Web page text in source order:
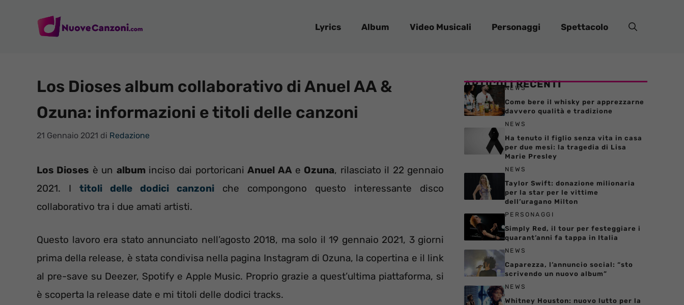
Lyrics Album Video Musicali Personaggi Spettacolo
Los Dioses album collaborativo di Anuel AA &
Ozuna: informazioni e titoli delle canzoni
21 Gennaio 2021 di Redazione
Los Dioses è un albuminciso dai portoricaniAnuel AAe Ozuna, rilasciato il 22 gennaio
2021. I titoli delle dodici canzoni che compongono questo interessante disco
collaborativo tra i due amati artisti.
Questo lavoro era stato annunciato nell’agosto 2018, ma solo il 19 gennaio 2021, 3 giorni
prima della release, è stata condivisa nella pagina Instagram di Ozuna, la copertina e il link
al pre-save su Deezer, Spotify e Apple Music. Proprio grazie a quest’ultima piattaforma, si
è scoperta la release date e mi titoli delle dodici tracks.
ARTICOLI RECENTI
NEWS
Come bere il whisky per apprezzarne
davvero qualità e tradizione
NEWS
Ha tenuto il figlio senza vita in casa
per due mesi: la tragedia di Lisa
Marie Presley
NEWS
Taylor Swift: donazione milionaria
per la star per le vittime
dell’uragano Milton
PERSONAGGI
Simply Red, il tour per festeggiare i
quarant’anni fa tappa in Italia
NEWS
Caparezza, l’annuncio social: “sto
scrivendo un nuovo album”
NEWS
Whitney Houston: nuovo lutto per la